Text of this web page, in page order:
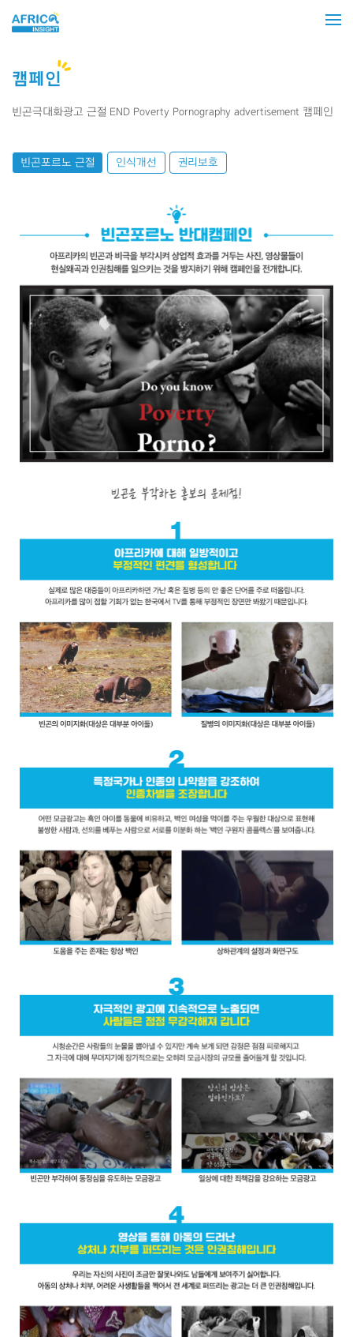
캠페인
빈곤극대화광고 근절 END Poverty Pornography advertisement 캠페인
빈곤포르노 근절 인식개선 권리보호